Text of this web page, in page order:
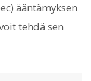
ääntämyksen
tehdä sen